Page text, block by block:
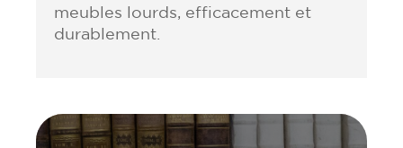
meubles lourds, efficacement et
durablement.